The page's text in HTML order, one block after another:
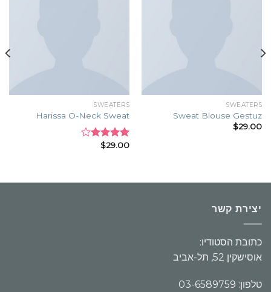
SWEATERS
Sweat Blouse Gestuz
$29.00
SWEATERS
Harissa O-Neck Sweat
Rated
$29.00
יצירת קשר
כתובת הסטודיו:
אוסישקין 52, תל-אביב
טלפון: 03-6589759